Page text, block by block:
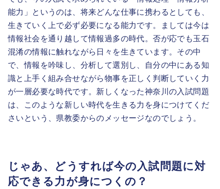
能力」というのは、将来どんな仕事に携わるとしても、
生きていく上で必ず必要になる能力です。ましては今は
情報社会を通り越して情報過多の時代。否が応でも玉石
混淆の情報に触れながら日々を生きています。その中
で、情報を吟味し、分析して選別し、自分の中にある知
識と上手く組み合せながら物事を正しく判断していく力
が一層必要な時代です。新しくなった神奈川の入試問題
は、このような新しい時代を生きる力を身につけてくだ
さいという、県教委からのメッセージなのでしょう。
じゃあ、どうすれば今の入試問題に対
応できる力が身につくの？